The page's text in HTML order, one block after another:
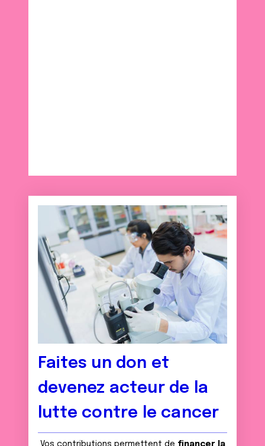
Faites un don et
devenez acteur de la
lutte contre le cancer
Vos contributions permettent de financer la